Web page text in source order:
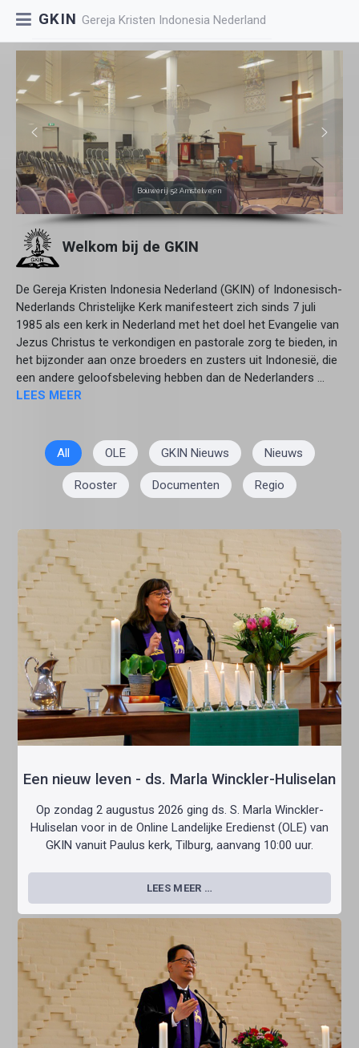
GKIN Gereja Kristen Indonesia Nederland
Bouwerij 52 Amstelveen
ds. J. Linandi
Welkom bij de GKIN
De Gereja Kristen Indonesia Nederland (GKIN) of Indonesisch-
Nederlands Christelijke Kerk manifesteert zich sinds 7 juli
1985 als een kerk in Nederland met het doel het Evangelie van
Jezus Christus te verkondigen en pastorale zorg te bieden, in
het bijzonder aan onze broeders en zusters uit Indonesië, die
een andere geloofsbeleving hebben dan de Nederlanders ...
LEES MEER
All OLE GKIN Nieuws Nieuws
Rooster Documenten Regio
Een nieuw leven - ds. Marla Winckler-Huliselan
Op zondag 2 augustus 2026 ging ds. S. Marla Winckler-
Huliselan voor in de Online Landelijke Eredienst (OLE) van
GKIN vanuit Paulus kerk, Tilburg, aanvang 10:00 uur.
LEES MEER …